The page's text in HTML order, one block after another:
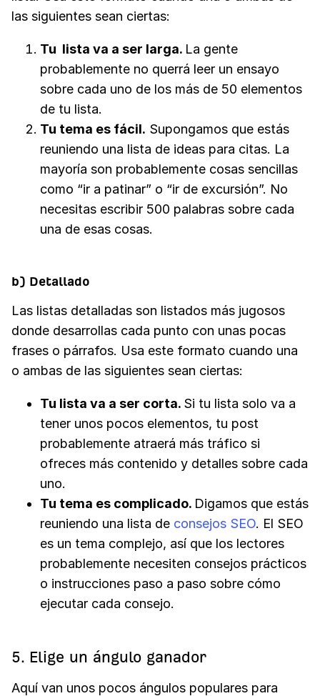
las siguientes sean ciertas:
Tu lista va a ser larga. La gente
probablemente no querrá leer un ensayo
sobre cada uno de los más de 50 elementos
de tu lista.
Tu tema es fácil. Supongamos que estás
reuniendo una lista de ideas para citas. La
mayoría son probablemente cosas sencillas
como “ir a patinar” o “ir de excursión”. No
necesitas escribir 500 palabras sobre cada
una de esas cosas.
b) Detallado
Las listas detalladas son listados más jugosos
donde desarrollas cada punto con unas pocas
frases o párrafos. Usa este formato cuando una
o ambas de las siguientes sean ciertas:
Tu lista va a ser corta. Si tu lista solo va a
tener unos pocos elementos, tu post
probablemente atraerá más tráfico si
ofreces más contenido y detalles sobre cada
uno.
Tu tema es complicado. Digamos que estás
reuniendo una lista de consejos SEO. El SEO
es un tema complejo, así que los lectores
probablemente necesiten consejos prácticos
o instrucciones paso a paso sobre cómo
ejecutar cada consejo.
5. Elige un ángulo ganador
Aquí van unos pocos ángulos populares para